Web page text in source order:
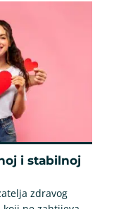
i stabilnoj
zdravog